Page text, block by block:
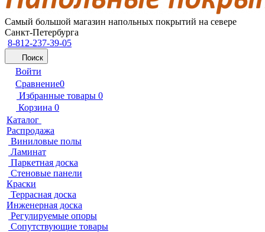
Самый большой магазин напольных покрытий на севере
Санкт-Петербурга
8-812-237-39-05
Поиск
Войти
Сравнение0
Избранные товары 0
Корзина 0
Каталог
Распродажа
Виниловые полы
Ламинат
Паркетная доска
Стеновые панели
Краски
Террасная доска
Инженерная доска
Регулируемые опоры
Сопутствующие товары